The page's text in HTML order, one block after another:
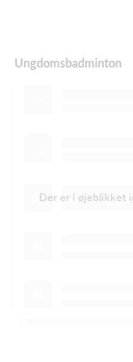
Ungdomsbadminton
Der er i øjeblikket